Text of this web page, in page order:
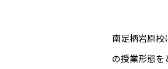
南足柄岩原校
の授業形態を